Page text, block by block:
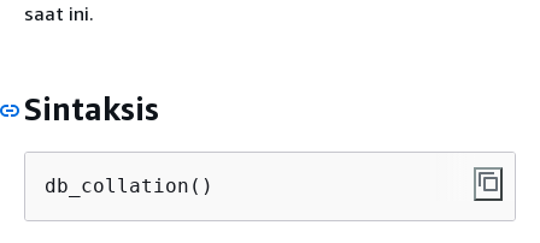
saat ini.
Sintaksis
db_collation()